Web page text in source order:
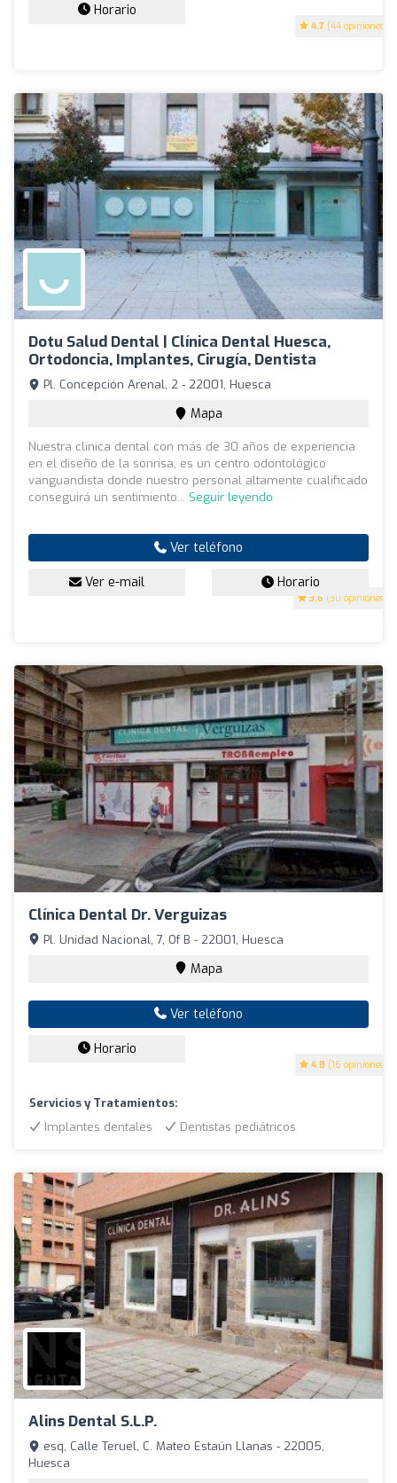
4.7 (44 opiniones)
Horario
Dotu Salud Dental | Clínica Dental Huesca,
Ortodoncia, Implantes, Cirugía, Dentista
3.6 (30 opiniones)
Pl. Concepción Arenal, 2 - 22001, Huesca
Mapa
Nuestra clínica dental con más de 30 años de experiencia
en el diseño de la sonrisa, es un centro odontológico
vanguandista donde nuestro personal altamente cualificado
conseguirá un sentimiento... Seguir leyendo
Ver teléfono
Ver e-mail Horario
Clínica Dental Dr. Verguizas
4.8 (16 opiniones)
Pl. Unidad Nacional, 7, Of B - 22001, Huesca
Mapa
Ver teléfono
Horario
Servicios y Tratamientos:
Implantes dentales
Dentistas pediátricos
Alins Dental S.L.P.
esq, Calle Teruel, C. Mateo Estaún Llanas - 22005,
Huesca